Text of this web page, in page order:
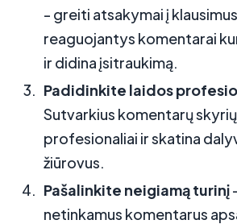
- greiti atsakymai į
reaguojantys komentarai
ir didina įsitraukimą.
Padidinkite laidos
Sutvarkius komentarų
profesionaliai ir skatina
žiūrovus.
Pašalinkite neigiamą turinį
netinkamus komentarus